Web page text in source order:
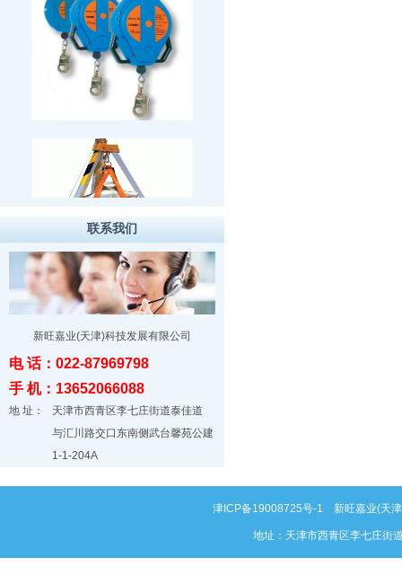
联系我们
新旺嘉业(天津)科技发展有限公司
电 话：022-87969798
手 机：13652066088
地 址：
天津市西青区李七庄街道泰佳道
与汇川路交口东南侧武台馨苑公建
1-1-204A
津ICP备19008725号-1 新旺嘉业(天
地址：天津市西青区李七庄街